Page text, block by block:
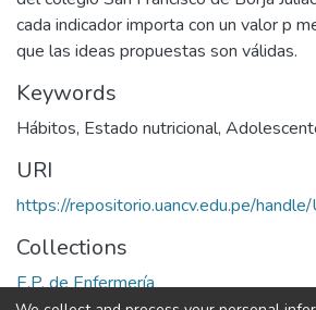
cada indicador importa con un valor p
que las ideas propuestas son válidas.
Keywords
Hábitos, Estado nutricional,
URI
https://repositorio.uancv.edu.pe/
Collections
E.P. de Enfermería